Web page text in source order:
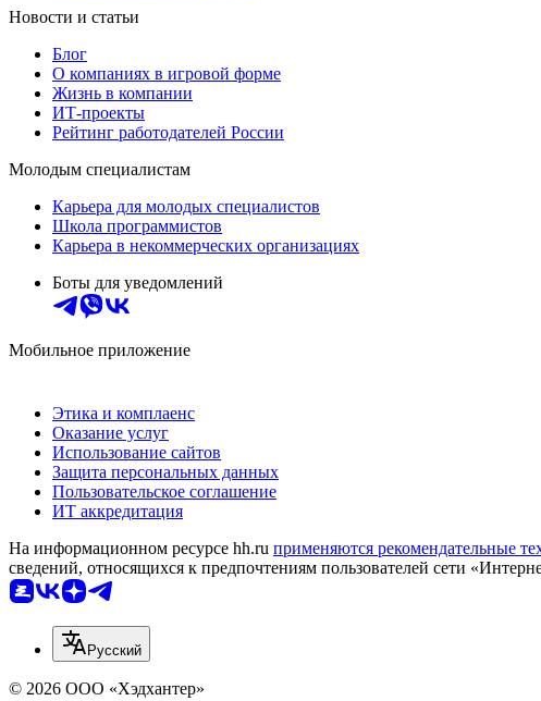
Новости и статьи
Блог
О компаниях в игровой форме
Жизнь в компании
ИТ-проекты
Рейтинг работодателей России
Молодым специалистам
Карьера для молодых специалистов
Школа программистов
Карьера в некоммерческих организациях
Боты для уведомлений
Мобильное приложение
Этика и комплаенс
Оказание услуг
Использование сайтов
Защита персональных данных
Пользовательское соглашение
ИТ аккредитация
На информационном ресурсе hh.ru применяются рекомендательные
сведений, относящихся к предпочтениям пользователей сети
Русский
© 2026 ООО «Хэдхантер»